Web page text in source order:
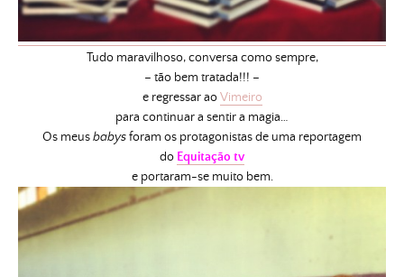
Tudo maravilhoso, conversa como sempre,
– tão bem tratada!!! –
e regressar aoVimeiro
para continuar a sentir a magia…
Os meusbabysforam os protagonistas de uma reportagem
do Equitação tv
e portaram-se muito bem.